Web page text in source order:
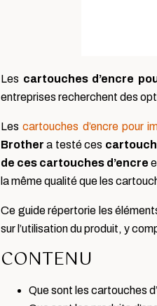
Les cartouches d’encre
entreprises recherchent des
Lescartouches d’encre pour
Brother a testé ces
de ces cartouches d’encre
la même qualité que les
Ce guide répertorie les
sur l’utilisation du produit, y
CONTENU
Que sont les cartouches